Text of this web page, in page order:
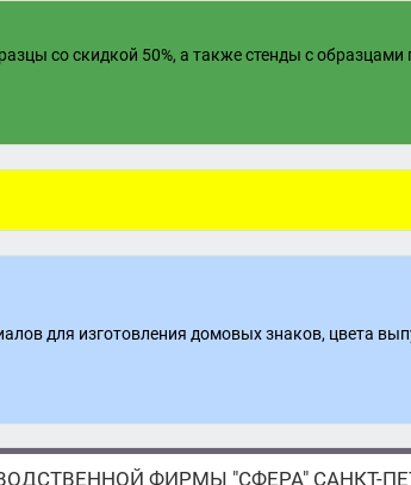
со скидкой 50%, а также стенды с
для изготовления домовых знаков, цвета
ФИРМЫ "СФЕРА" САНКТ-